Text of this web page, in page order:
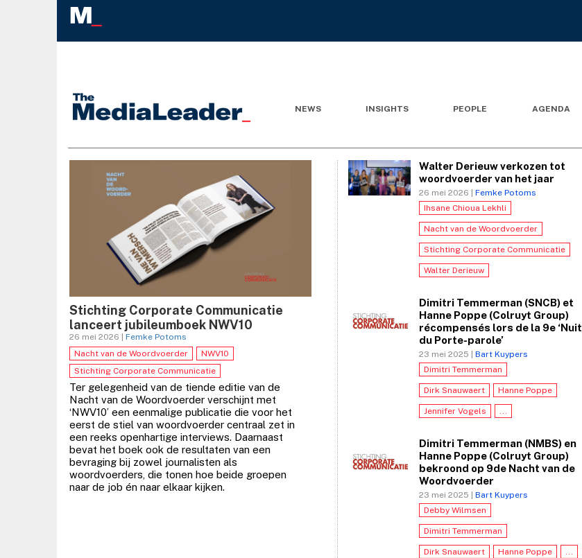
NEWS INSIGHTS PEOPLE AGENDA
Stichting Corporate Communicatie
lanceert jubileumboek NWV10
26 mei 2026 | Femke Potoms
Nacht van de Woordvoerder
NWV10
Stichting Corporate Communicatie
Ter gelegenheid van de tiende editie van de
Nacht van de Woordvoerder verschijnt met
‘NWV10’ een eenmalige publicatie die voor het
eerst de stiel van woordvoerder centraal zet in
een reeks openhartige interviews. Daarnaast
bevat het boek ook de resultaten van een
bevraging bij zowel journalisten als
woordvoerders, die tonen hoe beide groepen
naar de job én naar elkaar kijken.
Walter Derieuw verkozen tot
woordvoerder van het jaar
26 mei 2026 | Femke Potoms
Ihsane Chioua Lekhli
Nacht van de Woordvoerder
Stichting Corporate Communicatie
Walter Derieuw
Dimitri Temmerman (SNCB) et
Hanne Poppe (Colruyt Group)
récompensés lors de la 9e ‘Nuit
du Porte-parole’
23 mei 2025 | Bart Kuypers
Dimitri Temmerman
Dirk Snauwaert Hanne Poppe
Jennifer Vogels ...
Dimitri Temmerman (NMBS) en
Hanne Poppe (Colruyt Group)
bekroond op 9de Nacht van de
Woordvoerder
23 mei 2025 | Bart Kuypers
Debby Wilmsen
Dimitri Temmerman
Dirk Snauwaert Hanne Poppe ...